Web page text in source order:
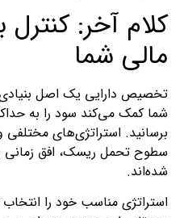
کلام آخر:
مالی شما
تخصیص دارایی یک اصل
شما کمک می‌کند سود را به
برسانید. استراتژی‌های مختلفی
سطوح تحمل ریسک، افق زمانی
شده‌اند.
استراتژی مناسب خود را انتخاب